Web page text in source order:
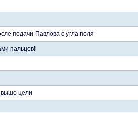
подачи Павлова с угла поля
пальцев!
выше цели